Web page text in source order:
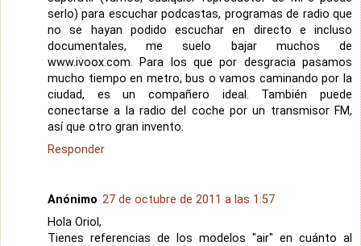
serlo) para escuchar podcastas, programas de radio que
no se hayan podido escuchar en directo e incluso
documentales, me suelo bajar muchos de
www.ivoox.com. Para los que por desgracia pasamos
mucho tiempo en metro, bus o vamos caminando por la
ciudad, es un compañero ideal. También puede
conectarse a la radio del coche por un transmisor FM,
así que otro gran invento.
Responder
Anónimo 27 de octubre de 2011 a las 1:57
Hola Oriol,
Tienes referencias de los modelos "air" en cuánto al